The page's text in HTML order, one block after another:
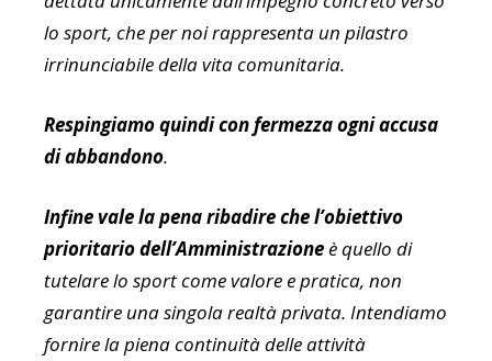
lo sport, che per noi rappresenta un pilastro
irrinunciabile della vita comunitaria.
Respingiamo quindi con fermezza ogni accusa
di abbandono.
Infine vale la pena ribadire che l’obiettivo
prioritario dell’Amministrazioneè quello di
tutelare lo sport come valore e pratica, non
garantire una singola realtà privata. Intendiamo
fornire la piena continuità delle attività